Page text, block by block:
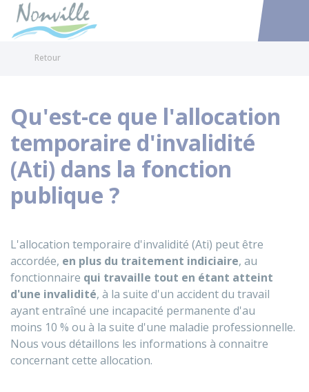
Accéder
Retour
Qu'est-ce que l'allocation
temporaire d'invalidité
(Ati) dans la fonction
publique ?
L'allocation temporaire d'invalidité (Ati) peut être
accordée, en plus du traitement indiciaire, au
fonctionnaire qui travaille tout en étant atteint
d'une invalidité, à la suite d'un accident du travail
ayant entraîné une incapacité permanente d'au
moins 10 % ou à la suite d'une maladie professionnelle.
Nous vous détaillons les informations à connaitre
concernant cette allocation.